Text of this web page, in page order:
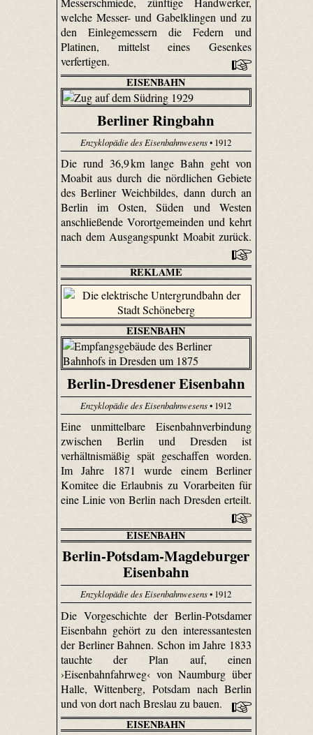
welche Messer- und Gabelklingen und zu
den Einlegemessern die Federn und
Platinen, mittelst eines Gesenkes
verfertigen.
EISENBAHN
Berliner Ringbahn
Enzyklopädie des Eisenbahnwesens• 1912
Die rund 36,9 km lange Bahn geht von
Moabit aus durch die nördlichen Gebiete
des Berliner Weichbildes, dann durch an
Berlin im Osten, Süden und Westen
anschließende Vorortgemeinden und kehrt
nach dem Ausgangspunkt Moabit zurück.
REKLAME
EISENBAHN
Berlin-Dresdener Eisenbahn
Enzyklopädie des Eisenbahnwesens• 1912
Eine unmittelbare Eisenbahnverbindung
zwischen Berlin und Dresden ist
verhältnismäßig spät geschaffen worden.
Im Jahre 1871 wurde einem Berliner
Komitee die Erlaubnis zu Vorarbeiten für
eine Linie von Berlin nach Dresden erteilt.
EISENBAHN
Berlin-Potsdam-Magdeburger
Eisenbahn
Enzyklopädie des Eisenbahnwesens• 1912
Die Vorgeschichte der Berlin-Potsdamer
Eisenbahn gehört zu den interessantesten
der Berliner Bahnen. Schon im Jahre 1833
tauchte der Plan auf, einen
›Eisenbahnfahrweg‹ von Naumburg über
Halle, Wittenberg, Potsdam nach Berlin
und von dort nach Breslau zu bauen.
EISENBAHN